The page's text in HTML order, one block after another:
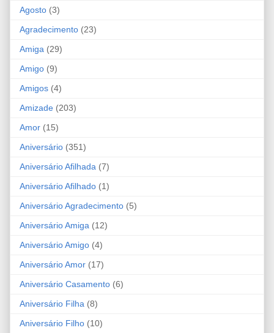
Agosto (3)
Agradecimento (23)
Amiga (29)
Amigo (9)
Amigos (4)
Amizade (203)
Amor (15)
Aniversário (351)
Aniversário Afilhada (7)
Aniversário Afilhado (1)
Aniversário Agradecimento (5)
Aniversário Amiga (12)
Aniversário Amigo (4)
Aniversário Amor (17)
Aniversário Casamento (6)
Aniversário Filha (8)
Aniversário Filho (10)